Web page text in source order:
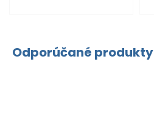
Odporúčané produkty